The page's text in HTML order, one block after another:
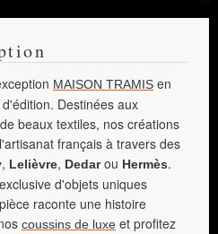
MAISON TRAMIS en
Destinées aux
beaux textiles, nos créations
français à travers des
, Lelièvre, Dedarou Hermès.
d'objets uniques
raconte une histoire
coussins de luxe et profitez